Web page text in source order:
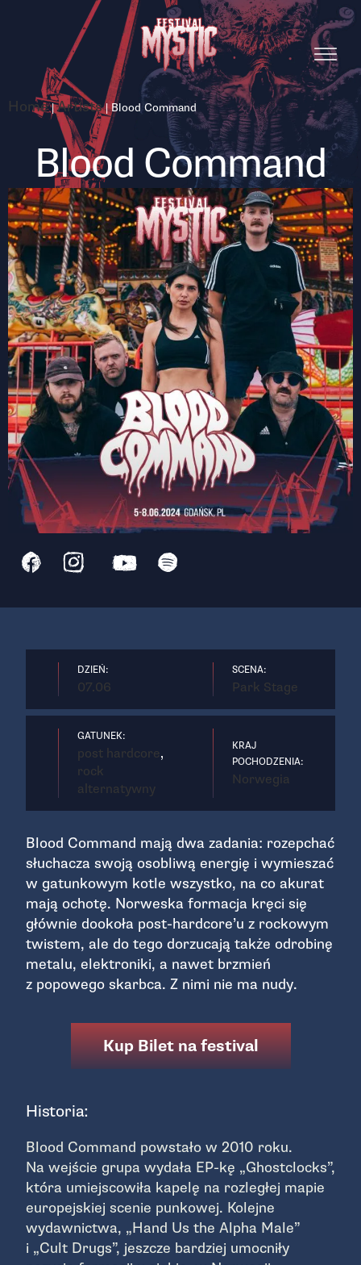
Home|Artists|Blood Command
Blood Command
DZIEŃ:
07.06
SCENA:
Park Stage
GATUNEK:
post hardcore,
rock
alternatywny
KRAJ
POCHODZENIA:
Norwegia
Blood Command mają dwa zadania: rozepchać
słuchacza swoją osobliwą energię i wymieszać
w gatunkowym kotle wszystko, na co akurat
mają ochotę. Norweska formacja kręci się
głównie dookoła post-hardcore’u z rockowym
twistem, ale do tego dorzucają także odrobinę
metalu, elektroniki, a nawet brzmień
z popowego skarbca. Z nimi nie ma nudy.
Kup Bilet na festival
Historia:
Blood Command powstało w 2010 roku.
Na wejście grupa wydała EP-kę „Ghostclocks”,
która umiejscowiła kapelę na rozległej mapie
europejskiej scenie punkowej. Kolejne
wydawnictwa, „Hand Us the Alpha Male”
i „Cult Drugs”, jeszcze bardziej umocniły